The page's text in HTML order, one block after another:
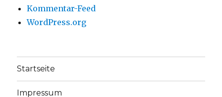
Kommentar-Feed
WordPress.org
Startseite
Impressum